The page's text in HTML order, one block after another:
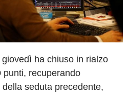
ha chiuso in rialzo
punti, recuperando
seduta precedente,